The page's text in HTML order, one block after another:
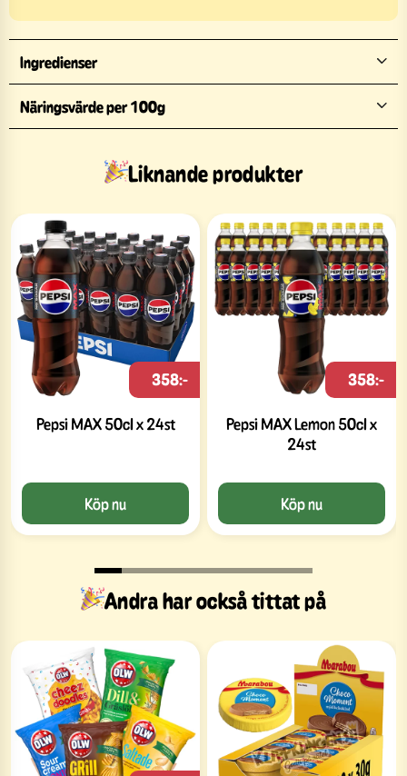
Ingredienser
Näringsvärde per 100g
Liknande produkter
Pepsi MAX 50cl x 24st
358:-
Köp nu
Pepsi MAX Lemon 50cl x
24st
358:-
Köp nu
Andra har också tittat på